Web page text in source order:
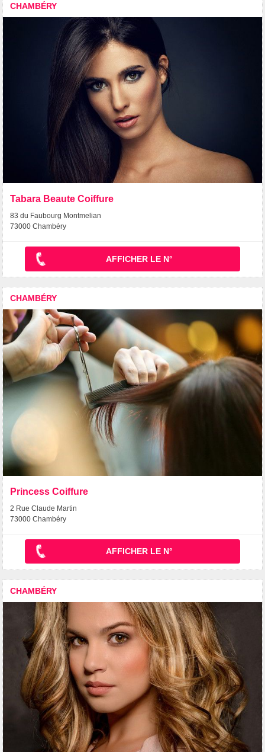
CHAMBÉRY
Tabara Beaute Coiffure
83 du Faubourg Montmelian
73000 Chambéry
AFFICHER LE N°
CHAMBÉRY
Princess Coiffure
2 Rue Claude Martin
73000 Chambéry
AFFICHER LE N°
CHAMBÉRY